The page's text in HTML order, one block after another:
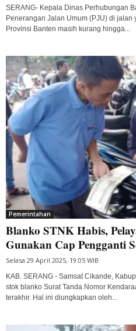
SERANG- Kepala Dinas Perhubungan
Penerangan Jalan Umum (PJU) di
Provinsi Banten masih kurang hingga...
Pemerintahan
Blanko STNK Habis,
Gunakan Cap Pengganti
Selasa 29 April 2025, 19:05 WIB
KAB. SERANG - Samsat Cikande,
stok blanko Surat Tanda Nomor
terakhir. Hal ini diungkapkan oleh...